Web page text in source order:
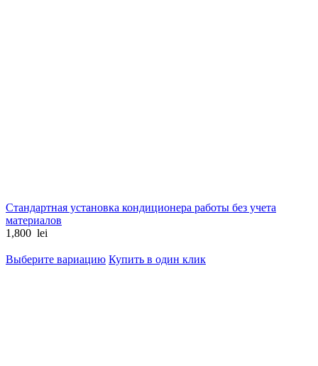
Стандартная установка кондиционера работы без учета
материалов
1,800 lei
Выберите вариацию Купить в один клик